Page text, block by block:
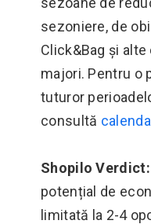
sezoniere, de
Click&Bag și
majori. Pentru o
tuturor
consultă
Shopilo Verdict:
potențial de
limitată la 2-4